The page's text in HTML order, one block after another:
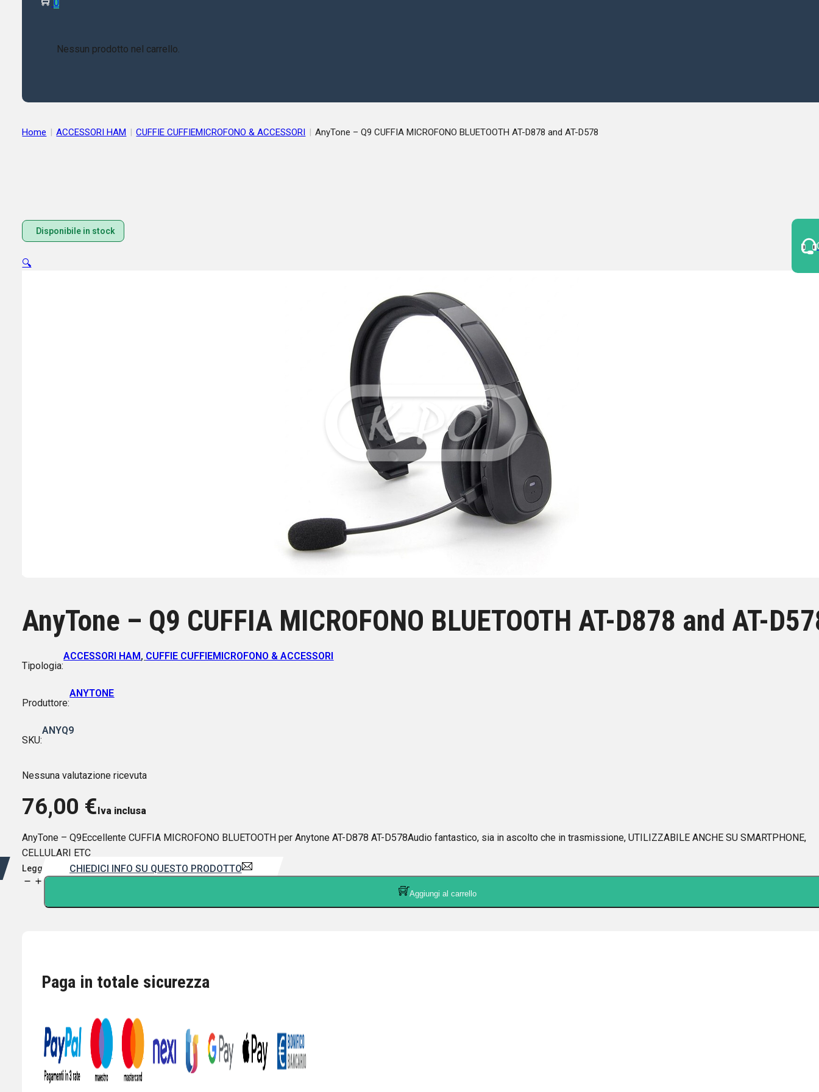
0
Nessun prodotto nel carrello.
Home | ACCESSORI HAM | CUFFIE CUFFIEMICROFONO & ACCESSORI | AnyTone – Q9 CUFFIA MICROFONO BLUETOOTH AT-D878 and AT-D578
Disponibile in stock
🔍
AnyTone – Q9 CUFFIA MICROFONO BLUETOOTH AT-D878 and AT-
Tipologia:
ACCESSORI HAM, CUFFIE CUFFIEMICROFONO & ACCESSORI
Produttore:
ANYTONE
SKU:
ANYQ9
Nessuna valutazione ricevuta
76,00 €Iva inclusa
AnyTone – Q9Eccellente CUFFIA MICROFONO BLUETOOTH per Anytone AT-D878 AT-D578Audio fantastico, sia in ascolto che in trasmissione, UTILIZZABILE ANCHE SU SMARTPHONE,
CELLULARI ETC
Leggi di più CHIEDICI INFO SU QUESTO PRODOTTO
AnyTone
D878
D578
quantità
Aggiungi al carrello
Paga in totale sicurezza